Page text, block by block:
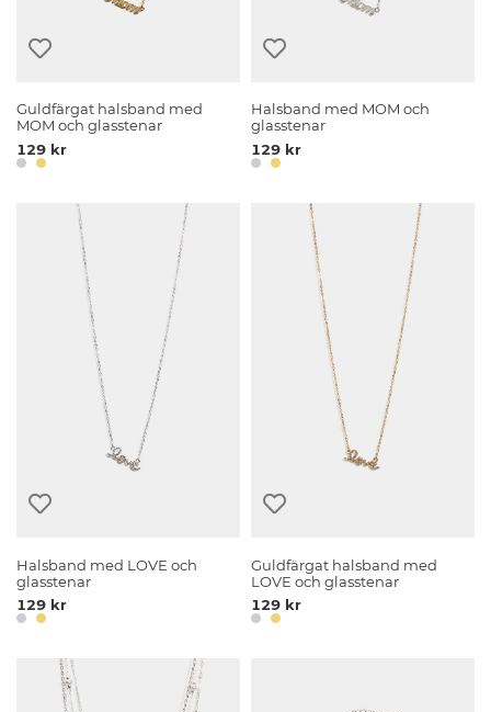
Guldfärgat halsband med
MOM och glasstenar
129 kr
Halsband med MOM och
glasstenar
129 kr
Halsband med LOVE och
glasstenar
129 kr
Guldfärgat halsband med
LOVE och glasstenar
129 kr